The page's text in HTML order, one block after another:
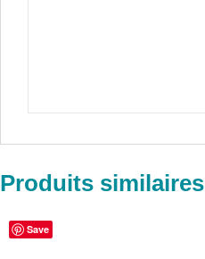
Produits similaires
Save